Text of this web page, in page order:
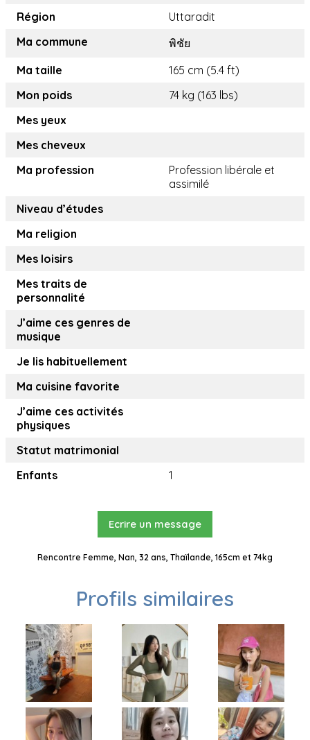
Région
Uttaradit
Ma commune
พิชัย
Ma taille
165 cm (5.4 ft)
Mon poids
74 kg (163 lbs)
Mes yeux
Mes cheveux
Ma profession
Profession libérale et
assimilé
Niveau d’études
Ma religion
Mes loisirs
Mes traits de
personnalité
J’aime ces genres de
musique
Je lis habituellement
Ma cuisine favorite
J’aime ces activités
physiques
Statut matrimonial
Enfants
1
Ecrire un message
Rencontre Femme, Nan, 32 ans, Thaïlande, 165cm et 74kg
Profils similaires